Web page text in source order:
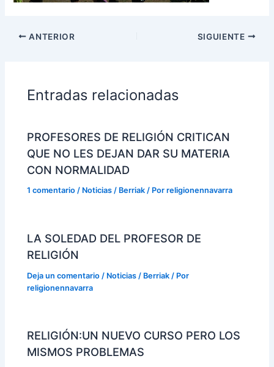
ANTERIOR SIGUIENTE
Entradas relacionadas
PROFESORES DE RELIGIÓN CRITICAN
QUE NO LES DEJAN DAR SU MATERIA
CON NORMALIDAD
1 comentario / Noticias / Berriak / Porreligionennavarra
LA SOLEDAD DEL PROFESOR DE
RELIGIÓN
Deja un comentario / Noticias / Berriak / Por
religionennavarra
RELIGIÓN:UN NUEVO CURSO PERO LOS
MISMOS PROBLEMAS